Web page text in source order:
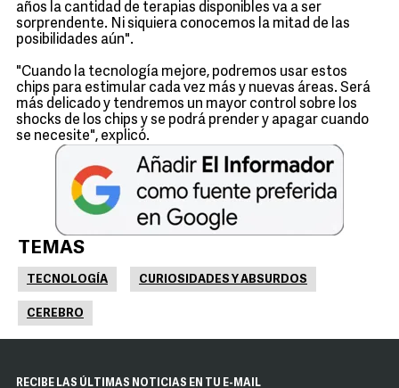
años la cantidad de terapias disponibles va a ser
sorprendente. Ni siquiera conocemos la mitad de las
posibilidades aún".
"Cuando la tecnología mejore, podremos usar estos
chips para estimular cada vez más y nuevas áreas. Será
más delicado y tendremos un mayor control sobre los
shocks de los chips y se podrá prender y apagar cuando
se necesite", explicó.
TEMAS
TECNOLOGÍA CURIOSIDADES Y ABSURDOS
CEREBRO
RECIBE LAS ÚLTIMAS NOTICIAS EN TU E-MAIL